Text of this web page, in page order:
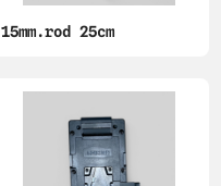
15mm.rod 25cm